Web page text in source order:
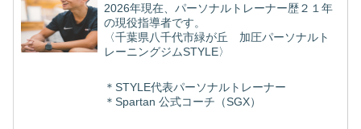
2026年現在、パーソナルトレーナー歴２１年
の現役指導者です。
〈千葉県八千代市緑が丘 加圧パーソナルト
レーニングジムSTYLE〉
＊STYLE代表パーソナルトレーナー
＊Spartan 公式コーチ（SGX）